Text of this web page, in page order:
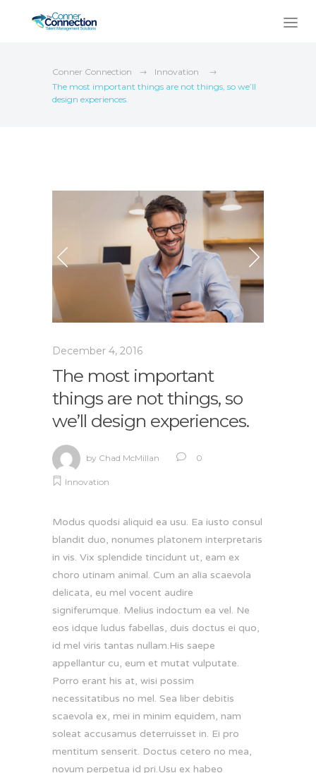
Conner Connection
Innovation
The most important things are not things, so we’ll
design experiences.
December 4, 2016
The most important
things are not things, so
we’ll design experiences.
by Chad McMillan 0
Innovation
Modus quodsi aliquid ea usu. Ea iusto consul
blandit duo, nonumes platonem interpretaris
in vis. Vix splendide tincidunt ut, eam ex
choro utinam animal. Cum an alia scaevola
delicata, eu mel vocent audire
signiferumque. Melius indoctum ea vel. Ne
eos idque ludus fabellas, duis doctus ei quo,
id mel viris tantas nullam.His saepe
appellantur cu, eum et mutat vulputate.
Porro erant his at, wisi possim
necessitatibus no mel. Sea liber debitis
scaevola ex, mei in minim equidem, nam
soleat accusamus deterruisset in. Ei pro
mentitum senserit. Doctus cetero no mea,
novum perpetua id pri.Usu ex habeo